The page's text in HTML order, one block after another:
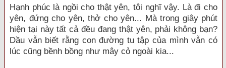
Hạnh phúc là ngồi cho thật yên, tôi nghĩ vậy. Là đi cho
yên, đứng cho yên, thở cho yên... Mà trong giây phút
hiện tại này tất cả đều đang thật yên, phải không bạn?
Dầu vẫn biết rằng con đường tu tập của mình vẫn có
lúc cũng bềnh bồng như mây cỏ ngoài kia...